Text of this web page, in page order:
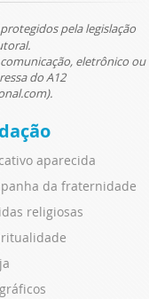
pela legislação
eletrônico ou
do A12
aparecida
da fraternidade
religiosas